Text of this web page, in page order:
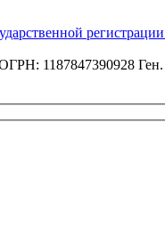
1187847390928